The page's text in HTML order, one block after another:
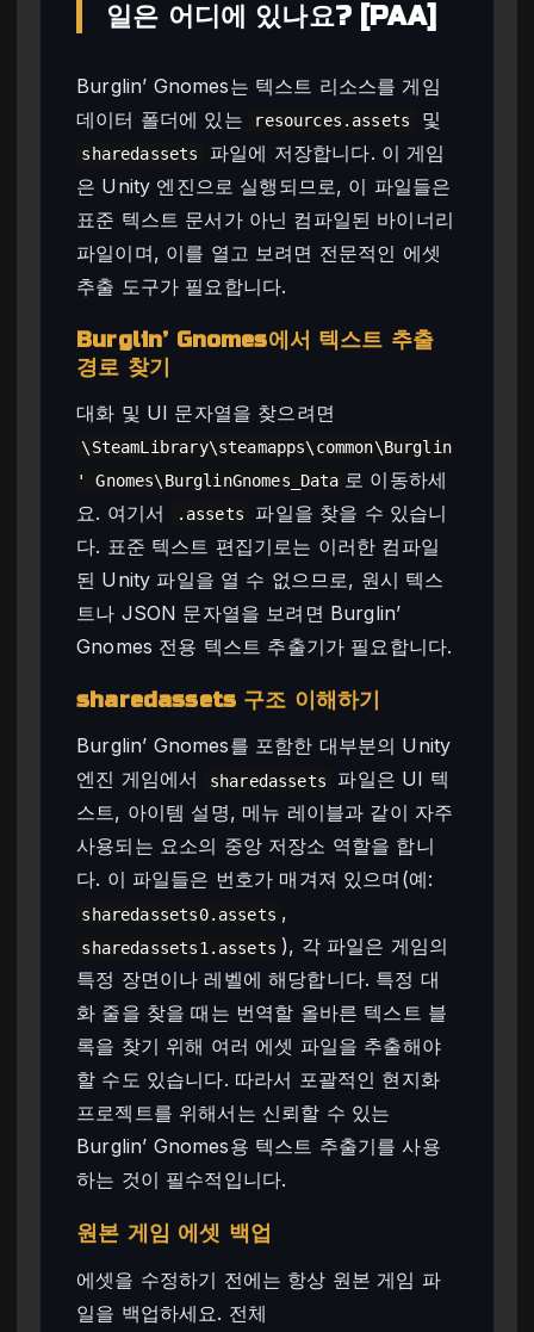
일은 어디에 있나요? [PAA]
Burglin’ Gnomes는 텍스트 리소스를 게임
데이터 폴더에 있는
resources.assets 및
sharedassets
파일에 저장합니다. 이 게임
은 Unity 엔진으로 실행되므로, 이 파일들은
표준 텍스트 문서가 아닌 컴파일된 바이너리
파일이며, 이를 열고 보려면 전문적인 에셋
추출 도구가 필요합니다.
Burglin’ Gnomes에서 텍스트 추출
경로 찾기
대화 및 UI 문자열을 찾으려면
\SteamLibrary\steamapps\common\Burglin
' Gnomes\BurglinGnomes_Data 로 이동하세
요. 여기서
.assets
파일을 찾을 수 있습니
다. 표준 텍스트 편집기로는 이러한 컴파일
된 Unity 파일을 열 수 없으므로, 원시 텍스
트나 JSON 문자열을 보려면 Burglin’
Gnomes 전용 텍스트 추출기가 필요합니다.
sharedassets 구조 이해하기
Burglin’ Gnomes를 포함한 대부분의 Unity
엔진 게임에서
sharedassets
파일은 UI 텍
스트, 아이템 설명, 메뉴 레이블과 같이 자주
사용되는 요소의 중앙 저장소 역할을 합니
다. 이 파일들은 번호가 매겨져 있으며(예:
sharedassets0.assets ,
sharedassets1.assets ), 각 파일은 게임의
특정 장면이나 레벨에 해당합니다. 특정 대
화 줄을 찾을 때는 번역할 올바른 텍스트 블
록을 찾기 위해 여러 에셋 파일을 추출해야
할 수도 있습니다. 따라서 포괄적인 현지화
프로젝트를 위해서는 신뢰할 수 있는
Burglin’ Gnomes용 텍스트 추출기를 사용
하는 것이 필수적입니다.
원본 게임 에셋 백업
에셋을 수정하기 전에는 항상 원본 게임 파
일을 백업하세요. 전체